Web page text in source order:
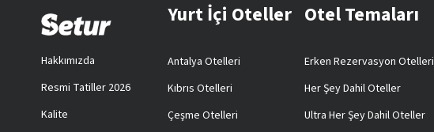
Hakkımızda
Resmi Tatiller 2026
Kalite
Yurt İçi Oteller
Antalya Otelleri
Kıbrıs Otelleri
Çeşme Otelleri
Otel Temaları
Erken Rezervasyon Otelleri
Her Şey Dahil Oteller
Ultra Her Şey Dahil Oteller